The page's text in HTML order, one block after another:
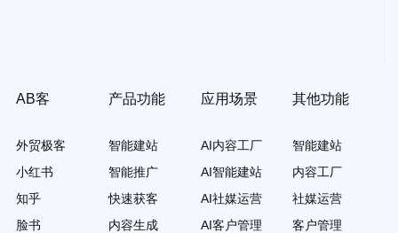
AB客
外贸极客
小红书
知乎
脸书
产品功能
智能建站
智能推广
快速获客
内容生成
应用场景
AI内容工厂
AI智能建站
AI社媒运营
AI客户管理
其他功能
智能建站
内容工厂
社媒运营
客户管理